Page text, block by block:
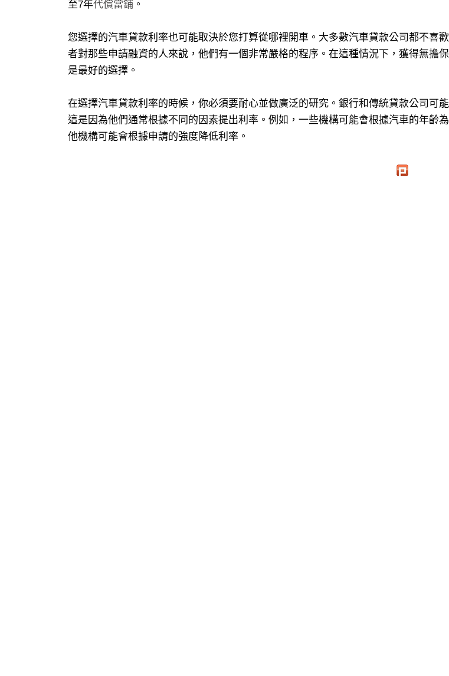
至7年代償當鋪 。
您選擇的汽車貸款利率也可能取決於您打算從哪裡開車。大多數汽車貸款公司都不喜
者對那些申請融資的人來說，他們有一個非常嚴格的程序。在這種情況下，獲得無擔
是最好的選擇。
在選擇汽車貸款利率的時候，你必須要耐心並做廣泛的研究。銀行和傳統貸款公司可
這是因為他們通常根據不同的因素提出利率。例如，一些機構可能會根據汽車的年齡
他機構可能會根據申請的強度降低利率。